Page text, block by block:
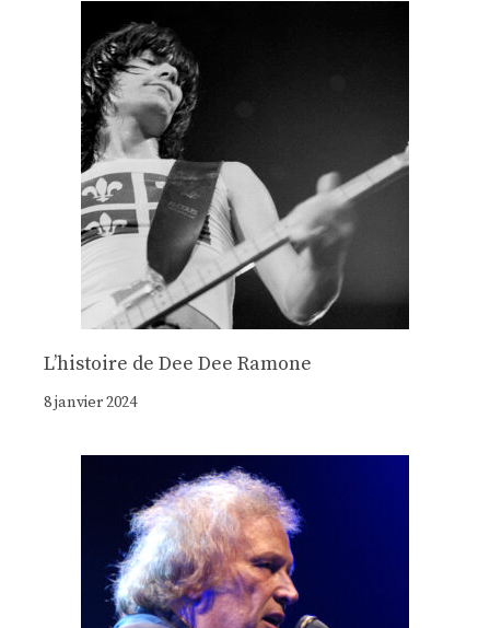
Lʼhistoire de Dee Dee Ramone
8 janvier 2024